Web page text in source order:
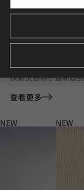
Deco
探索灵感源于最新趋
查看更多
NEW NEW